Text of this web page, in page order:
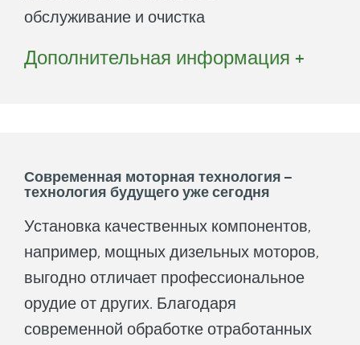
обслуживание и очистка
1. Дизельный мотор
2. Система самоочистки и охлаждения
Дополнительная информация +
Современная моторная технология –
технология будущего уже сегодня
Установка качественных компонентов,
например, мощных дизельных моторов,
выгодно отличает профессиональное
орудие от других. Благодаря
современной обработке отработанных